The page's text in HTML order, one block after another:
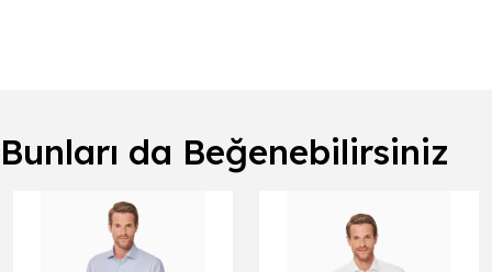
Bunları da Beğenebilirsiniz